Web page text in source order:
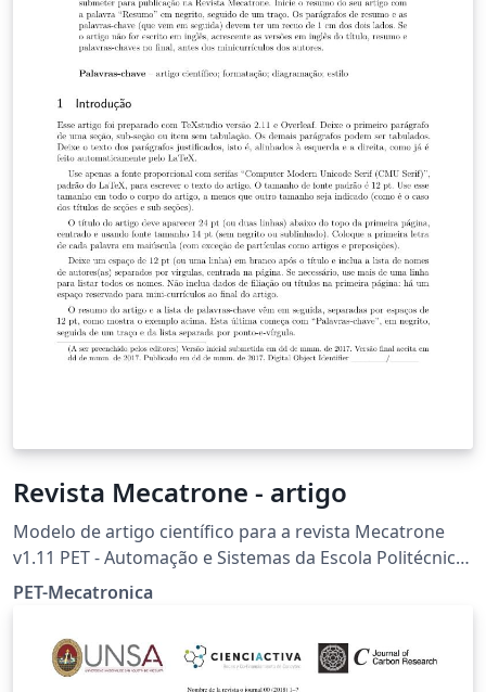
Revista Mecatrone - artigo
Modelo de artigo científico para a revista Mecatrone
v1.11 PET - Automação e Sistemas da Escola Politécnica
da Universidade de São Paulo e-mail do grupo:
revistamecatrone@gmail.com site da revista:
http://www.revistas.usp.br/mecatrone/
PET-Mecatronica